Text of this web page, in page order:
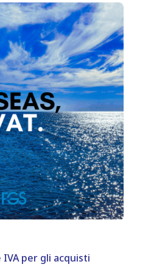
IVA per gli acquisti